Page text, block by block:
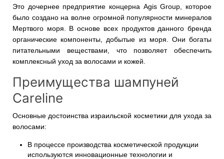
Это дочернее предприятие концерна Agis Group, которое
было создано на волне огромной популярности минералов
Мертвого моря. В основе всех продуктов данного бренда
органические компоненты, добытые из моря. Они богаты
питательными веществами, что позволяет обеспечить
комплексный уход за волосами и кожей.
Преимущества шампуней
Careline
Основные достоинства израильской косметики для ухода за
волосами:
В процессе производства косметической продукции
используются инновационные технологии и